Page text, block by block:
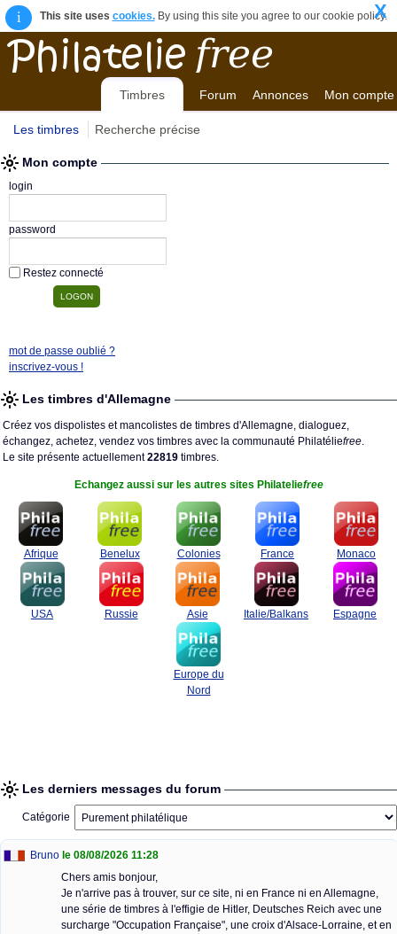
i This site uses cookies.By using this site you agree to our cookie policy.
X
Timbres Forum Annonces Mon compte
Les timbres Recherche précise
Mon compte
login
password
Restez connecté
mot de passe oublié ?
inscrivez-vous !
Les timbres d'Allemagne
Créez vos dispolistes et mancolistes de timbres d'Allemagne, dialoguez,
échangez, achetez, vendez vos timbres avec la communauté Philatéliefree.
Le site présente actuellement22819 timbres.
Echangez aussi sur les autres sites Philateliefree
Afrique Benelux Colonies France Monaco
USA Russie Asie Italie/Balkans Espagne
Europe du
Nord
Les derniers messages du forum
Catégorie
Bruno le 08/08/2026 11:28
Chers amis bonjour,
Je n'arrive pas à trouver, sur ce site, ni en France ni en Allemagne,
une série de timbres à l'effigie de Hitler, Deutsches Reich avec une
surcharge "Occupation Française", une croix d'Alsace-Lorraine, et en